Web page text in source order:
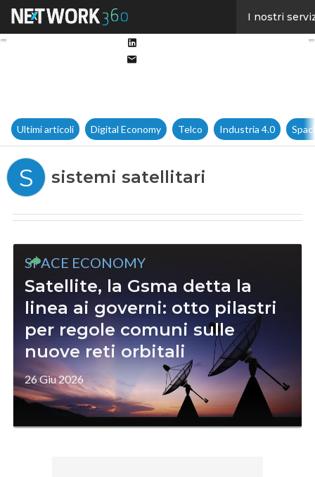
I nostri
Ultimi articoli Digital Economy Telco Industria 4.0
S sistemi satellitari
SPACE ECONOMY
Satellite, la Gsma detta la
linea ai governi: otto pilastri
per regole comuni sulle
nuove reti orbitali
26 Giu 2026